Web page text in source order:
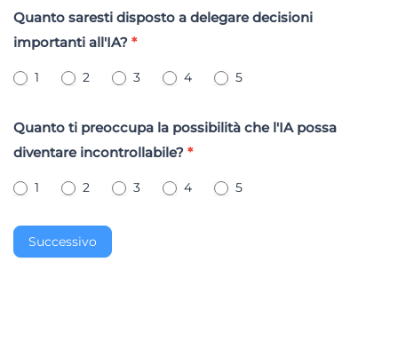
Quanto saresti disposto a delegare decisioni
importanti all'IA? *
1 2 3 4 5
Quanto ti preoccupa la possibilità che l'IA possa
diventare incontrollabile? *
1 2 3 4 5
Successivo